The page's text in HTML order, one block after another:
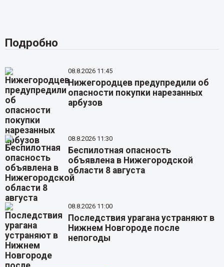
Подробно
08.8.2026 11:45
Нижегородцев предупредили об
опасности покупки нарезанных
арбузов
08.8.2026 11:30
Беспилотная опасность
объявлена в Нижегородской
области 8 августа
08.8.2026 11:00
Последствия урагана устраняют в
Нижнем Новгороде после
непогоды